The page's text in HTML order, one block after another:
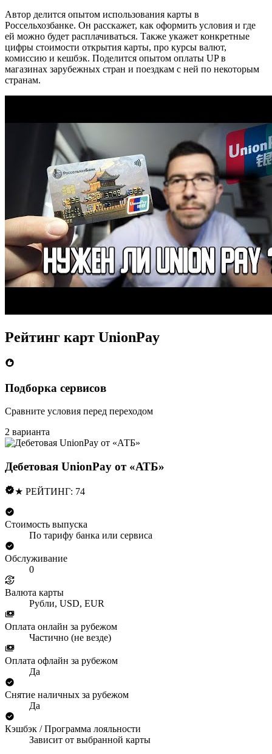
Автор делится опытом использования карты в
Россельхозбанке. Он расскажет, как оформить условия и где
ей можно будет расплачиваться. Также укажет конкретные
цифры стоимости открытия карты, про курсы валют,
комиссию и кешбэк. Поделится опытом оплаты UP в
магазинах зарубежных стран и поездкам с ней по некоторым
странам.
Рейтинг карт UnionPay
Подборка сервисов
Сравните условия перед переходом
2 варианта
Дебетовая UnionPay от «АТБ»
★ РЕЙТИНГ: 74
Стоимость выпуска
По тарифу банка или сервиса
Обслуживание
0
Валюта карты
Рубли, USD, EUR
Оплата онлайн за рубежом
Частично (не везде)
Оплата офлайн за рубежом
Да
Снятие наличных за рубежом
Да
Кэшбэк / Программа лояльности
Зависит от выбранной карты